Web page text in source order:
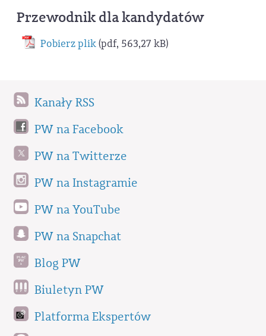
Przewodnik dla kandydatów
Pobierz plik(pdf, 563,27 kB)
Kanały RSS
PW na Facebook
PW na Twitterze
PW na Instagramie
PW na YouTube
PW na Snapchat
Blog PW
Biuletyn PW
Platforma Ekspertów